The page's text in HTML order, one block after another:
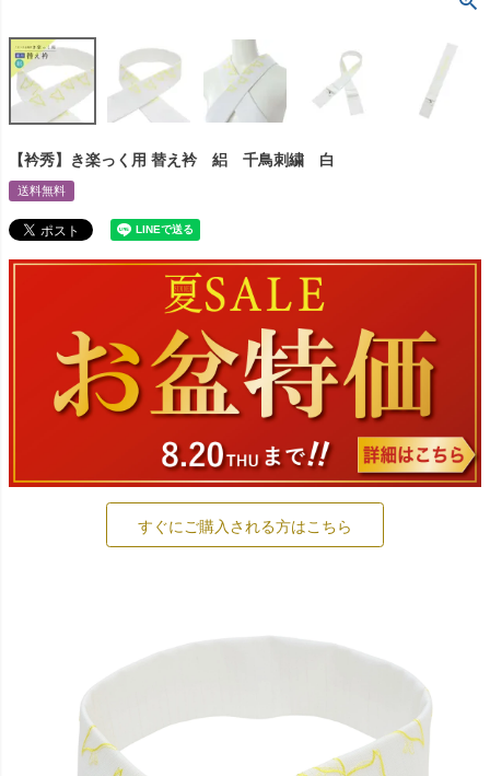
【衿秀】き楽っく用 替え衿 絽 千鳥刺繍 白
送料無料
すぐにご購入される方はこちら